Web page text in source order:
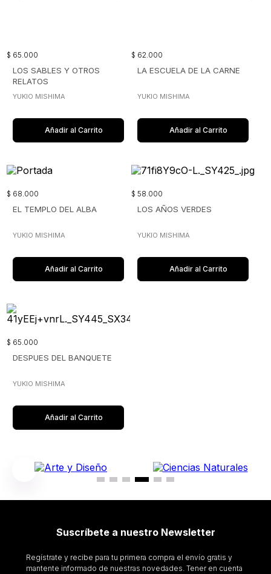
$ 65.000
LOS SABLES Y OTROS
RELATOS
YUKIO MISHIMA
Añadir al Carrito
$ 62.000
LA ESCUELA DE LA CARNE
YUKIO MISHIMA
Añadir al Carrito
$ 68.000
EL TEMPLO DEL ALBA
YUKIO MISHIMA
Añadir al Carrito
$ 58.000
LOS AÑOS VERDES
YUKIO MISHIMA
Añadir al Carrito
$ 65.000
DESPUES DEL BANQUETE
YUKIO MISHIMA
Añadir al Carrito
Suscríbete a nuestro Newsletter
Regístrate y recibe para tu primera compra el envío gratis y
mantente informado de nuestras novedades. Tener en cuenta